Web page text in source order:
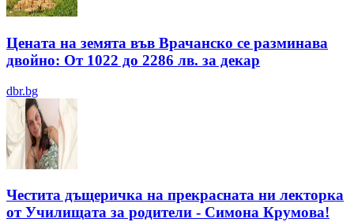
Цената на земята във Врачанско се разминава
двойно: От 1022 до 2286 лв. за декар
dbr.bg
Честита дъщеричка на прекрасната ни лекторка
от Училищата за родители - Симона Крумова!